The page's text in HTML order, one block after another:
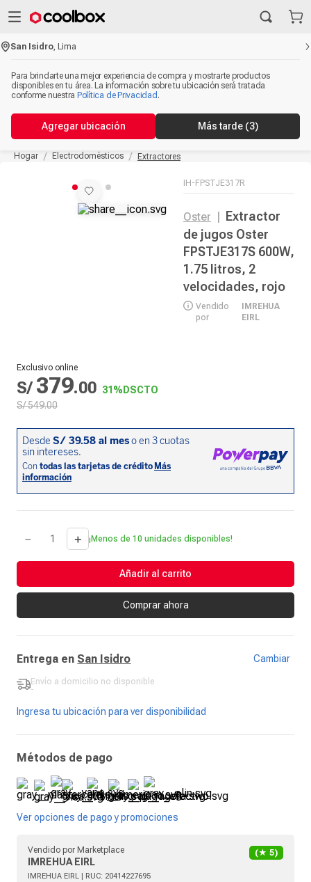
San Isidro ,Lima
Para brindarte una mejor experiencia de compra y mostrarte productos
disponibles en tu área. La información sobre tu ubicación será tratada
conforme nuestra Política de Privacidad .
Agregar ubicación Más tarde (3)
Hogar Electrodomésticos Extractores
IH-FPSTJE317R
Oster
Extractor
de jugos Oster
FPSTJE317S 600W,
1.75 litros, 2
velocidades, rojo
Vendido
por
IMREHUA
EIRL
Exclusivo online
S/ 379.00 31% DSCTO
S/549.00
＋
－ ¡Menos de 10 unidades disponibles!
Añadir al carrito
Comprar ahora
Entrega en San Isidro Cambiar
Envío a domicilio no disponible
-
Ingresa tu ubicación para ver disponibilidad
Métodos de pago
Ver opciones de pago y promociones
Vendido por Marketplace
IMREHUA EIRL
(★ 5)
IMREHUA EIRL | RUC: 20414227695